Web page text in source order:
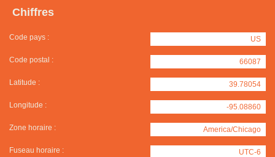
Chiffres
Code pays : US
Code postal : 66087
Latitude : 39.78054
Longitude : -95.08860
Zone horaire : America/Chicago
Fuseau horaire : UTC-6